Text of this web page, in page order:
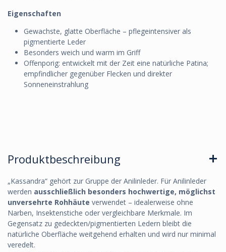
Eigenschaften
Gewachste, glatte Oberfläche – pflegeintensiver als
pigmentierte Leder
Besonders weich und warm im Griff
Offenporig: entwickelt mit der Zeit eine natürliche Patina;
empfindlicher gegenüber Flecken und direkter
Sonneneinstrahlung
Produktbeschreibung
„Kassandra“ gehört zur Gruppe der Anilinleder. Für Anilinleder
werden ausschließlich besonders hochwertige, möglichst
unversehrte Rohhäute verwendet – idealerweise ohne
Narben, Insektenstiche oder vergleichbare Merkmale. Im
Gegensatz zu gedeckten/pigmentierten Ledern bleibt die
natürliche Oberfläche weitgehend erhalten und wird nur minimal
veredelt.